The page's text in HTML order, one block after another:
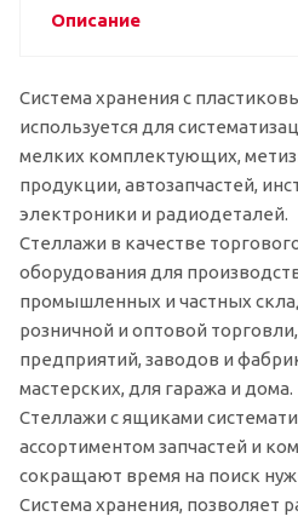
Описание
Система хранения с
используется для
мелких комплектующих,
продукции, автозапчастей,
электроники и радиодеталей.
Стеллажи в качестве
оборудования для
промышленных и частных
розничной и оптовой
предприятий, заводов и
мастерских, для гаража и дома.
Стеллажи с ящиками
ассортиментом запчастей и
сокращают время на поиск
Система хранения, позволяет